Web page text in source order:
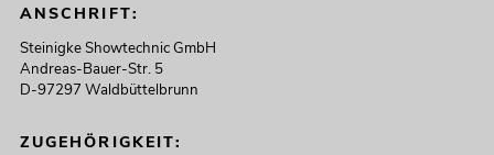
ANSCHRIFT:
Steinigke Showtechnic GmbH
Andreas-Bauer-Str. 5
D-97297 Waldbüttelbrunn
ZUGEHÖRIGKEIT: